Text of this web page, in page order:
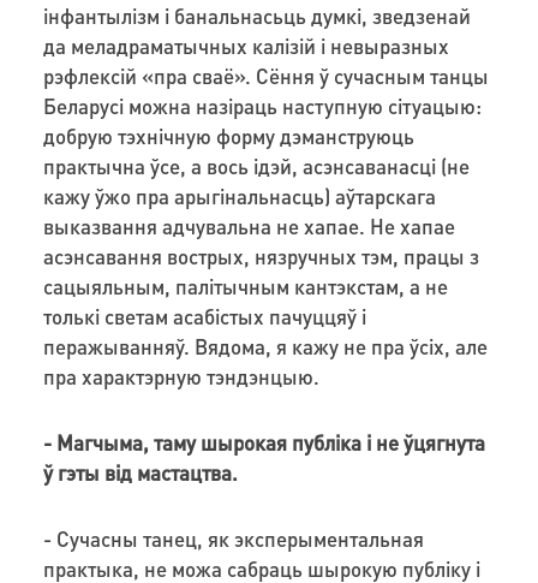
інфантылізм і банальнасьць думкі, зведзенай
да меладраматычных калізій і невыразных
рэфлексій «пра сваё». Сёння ў сучасным танцы
Беларусі можна назіраць наступную сітуацыю:
добрую тэхнічную форму дэманструюць
практычна ўсе, а вось ідэй, асэнсаванасці (не
кажу ўжо пра арыгінальнасць) аўтарскага
выказвання адчувальна не хапае. Не хапае
асэнсавання вострых, нязручных тэм, працы з
сацыяльным, палітычным кантэкстам, а не
толькі светам асабістых пачуццяў і
перажыванняў. Вядома, я кажу не пра ўсіх, але
пра характэрную тэндэнцыю.
- Магчыма, таму шырокая публіка і не ўцягнута
ў гэты від мастацтва.
- Сучасны танец, як эксперыментальная
практыка, не можа сабраць шырокую публіку і